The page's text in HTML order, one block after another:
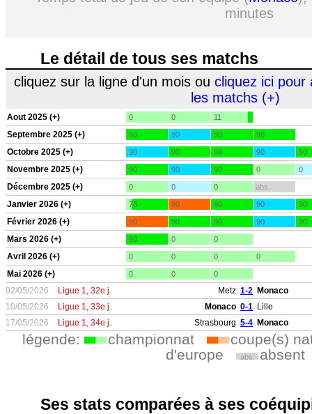
minutes
Le détail de tous ses matchs
cliquez sur la ligne d'un mois ou cliquez ici pour
les matchs (+)
Aout 2025 (+) 0 0 11
Septembre 2025 (+) 90 90 90 90
Octobre 2025 (+) 90 90 90 90 90
Novembre 2025 (+) 90 90 90 0 0
Décembre 2025 (+) 0 0 0 abs.
Janvier 2026 (+) 78 90 90 90 90
Février 2026 (+) 90 90 90 90 90
Mars 2026 (+) 90 0 0
Avril 2026 (+) 0 0 0 0
Mai 2026 (+) 0 0 0
02/05/2026 Ligue 1, 32e j. Metz 1-2 Monaco
10/05/2026
Ligue 1, 33e j. Monaco 0-1 Lille
17/05/2026
Ligue 1, 34e j. Strasbourg 5-4 Monaco
légende: championnat
coupe(s)
d'europe
abs. absent
Ses stats comparées à ses